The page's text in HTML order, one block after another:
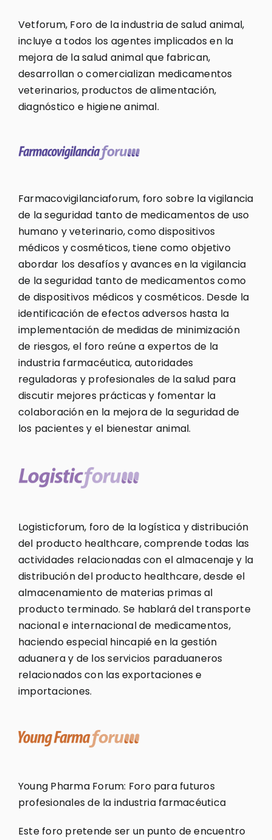
Vetforum, Foro de la industria de salud animal,
incluye a todos los agentes implicados en la
mejora de la salud animal que fabrican,
desarrollan o comercializan medicamentos
veterinarios, productos de alimentación,
diagnóstico e higiene animal.
Farmacovigilanciaforum, foro sobre la vigilancia
de la seguridad tanto de medicamentos de uso
humano y veterinario, como dispositivos
médicos y cosméticos, tiene como objetivo
abordar los desafíos y avances en la vigilancia
de la seguridad tanto de medicamentos como
de dispositivos médicos y cosméticos. Desde la
identificación de efectos adversos hasta la
implementación de medidas de minimización
de riesgos, el foro reúne a expertos de la
industria farmacéutica, autoridades
reguladoras y profesionales de la salud para
discutir mejores prácticas y fomentar la
colaboración en la mejora de la seguridad de
los pacientes y el bienestar animal.
Logisticforum, foro de la logística y distribución
del producto healthcare, comprende todas las
actividades relacionadas con el almacenaje y la
distribución del producto healthcare, desde el
almacenamiento de materias primas al
producto terminado. Se hablará del transporte
nacional e internacional de medicamentos,
haciendo especial hincapié en la gestión
aduanera y de los servicios paraduaneros
relacionados con las exportaciones e
importaciones.
Young Pharma Forum: Foro para futuros
profesionales de la industria farmacéutica
Este foro pretende ser un punto de encuentro